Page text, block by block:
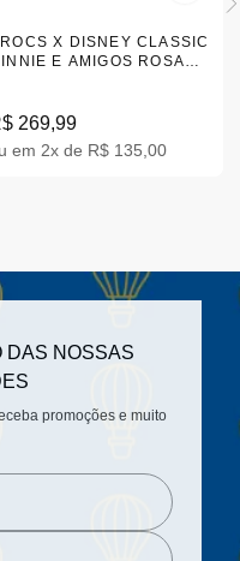
X DISNEY CLASSIC
E AMIGOS ROSA
269,99
em 2x de R$ 135,00
DAS NOSSAS
promoções e muito